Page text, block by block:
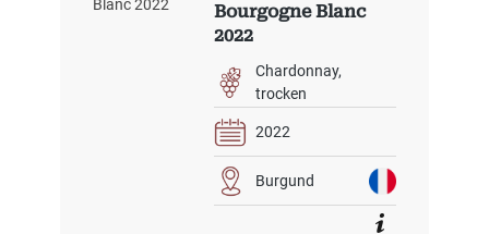
Bourgogne Blanc
2022
Chardonnay
trocken
2022
Burgund